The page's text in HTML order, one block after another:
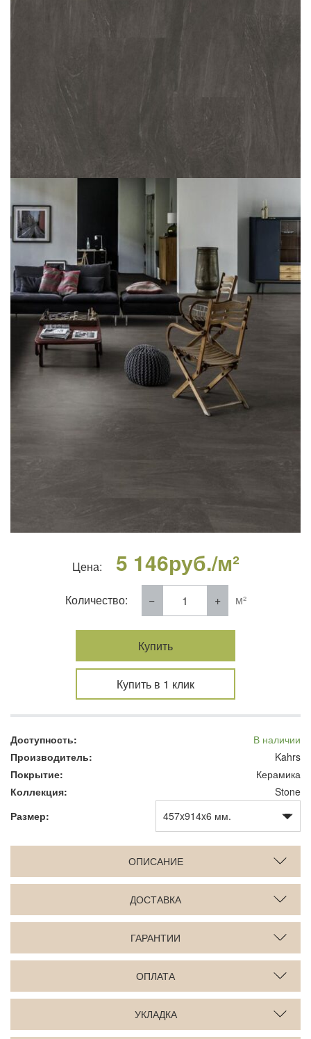
Цена: 5 146руб./м²
Количество: м²
Купить
Купить в 1 клик
Доступность:
В наличии
Производитель:
Kahrs
Покрытие:
Керамика
Коллекция:
Stone
Размер:
ОПИСАНИЕ
ДОСТАВКА
ГАРАНТИИ
ОПЛАТА
УКЛАДКА